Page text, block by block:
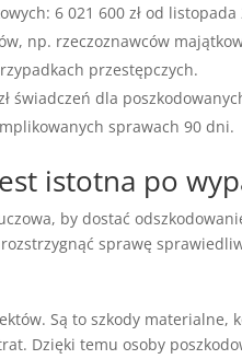
6 021 600 zł od listopada
np. rzeczoznawców
przestępczych.
świadczeń dla
sprawach 90 dni.
istotna po
by dostać
sprawę
Są to szkody
Dzięki temu osoby